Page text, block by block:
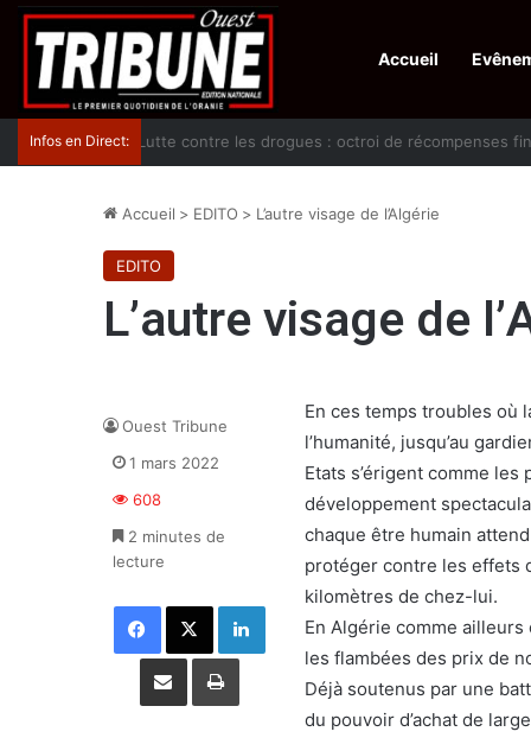
Accueil
Infos en Direct: Lutte contre les drogues : octroi de récompenses
Accueil > EDITO > L’autre visage de l’Algérie
EDITO
L’autre visage de
En ces temps troubles où
l’humanité, jusqu’au
Etats s’érigent comme
développement
chaque être humain
protéger contre les effets
kilomètres de chez-lui.
En Algérie comme ailleurs
les flambées des prix de
Déjà soutenus par une
du pouvoir d’achat de
Ouest Tribune
1 mars 2022
608
2 minutes de
lecture
Facebook X Linkedin
Partager par email Imprimer